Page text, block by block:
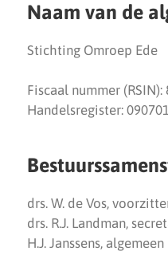
Naam van de
Stichting Omroep Ede
Fiscaal nummer (RSIN):
Handelsregister:
drs. W. de Vos,
drs. R.J. Landman,
H.J. Janssens,